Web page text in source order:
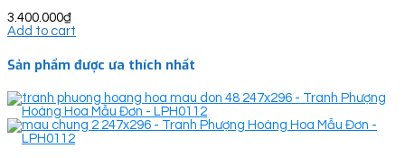
3.400.000₫
Add to cart
Sản phẩm được ưa thích nhất